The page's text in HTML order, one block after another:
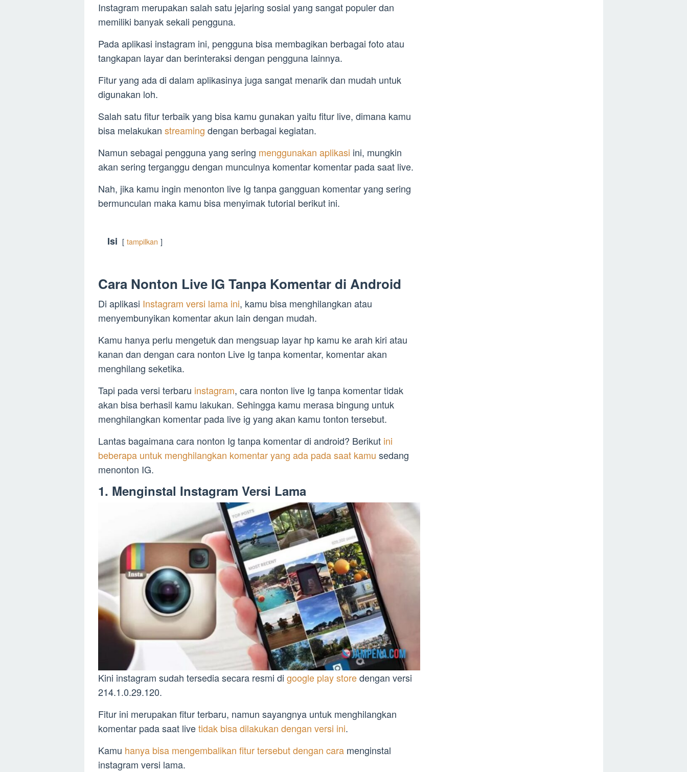
Instagram merupakan salah satu jejaring sosial yang sangat populer dan
memiliki banyak sekali pengguna.
Pada aplikasi instagram ini, pengguna bisa membagikan berbagai foto atau
tangkapan layar dan berinteraksi dengan pengguna lainnya.
Fitur yang ada di dalam aplikasinya juga sangat menarik dan mudah untuk
digunakan loh.
Salah satu fitur terbaik yang bisa kamu gunakan yaitu fitur live, dimana kamu
bisa melakukan streaming dengan berbagai kegiatan.
Namun sebagai pengguna yang sering menggunakan aplikasi ini, mungkin
akan sering terganggu dengan munculnya komentar komentar pada saat live.
Nah, jika kamu ingin menonton live Ig tanpa gangguan komentar yang sering
bermunculan maka kamu bisa menyimak tutorial berikut ini.
Isi tampilkan
Cara Nonton Live IG Tanpa Komentar di Android
Di aplikasi Instagram versi lama ini, kamu bisa menghilangkan atau
menyembunyikan komentar akun lain dengan mudah.
Kamu hanya perlu mengetuk dan mengsuap layar hp kamu ke arah kiri atau
kanan dan dengan cara nonton Live Ig tanpa komentar, komentar akan
menghilang seketika.
Tapi pada versi terbaru instagram, cara nonton live Ig tanpa komentar tidak
akan bisa berhasil kamu lakukan. Sehingga kamu merasa bingung untuk
menghilangkan komentar pada live ig yang akan kamu tonton tersebut.
Lantas bagaimana cara nonton Ig tanpa komentar di android? Berikut ini
beberapa untuk menghilangkan komentar yang ada pada saat kamu sedang
menonton IG.
1. Menginstal Instagram Versi Lama
Kini instagram sudah tersedia secara resmi di google play storedengan versi
214.1.0.29.120.
Fitur ini merupakan fitur terbaru, namun sayangnya untuk menghilangkan
komentar pada saat livetidak bisa dilakukan dengan versi ini.
Kamu hanya bisa mengembalikan fitur tersebut dengan cara menginstal
instagram versi lama.